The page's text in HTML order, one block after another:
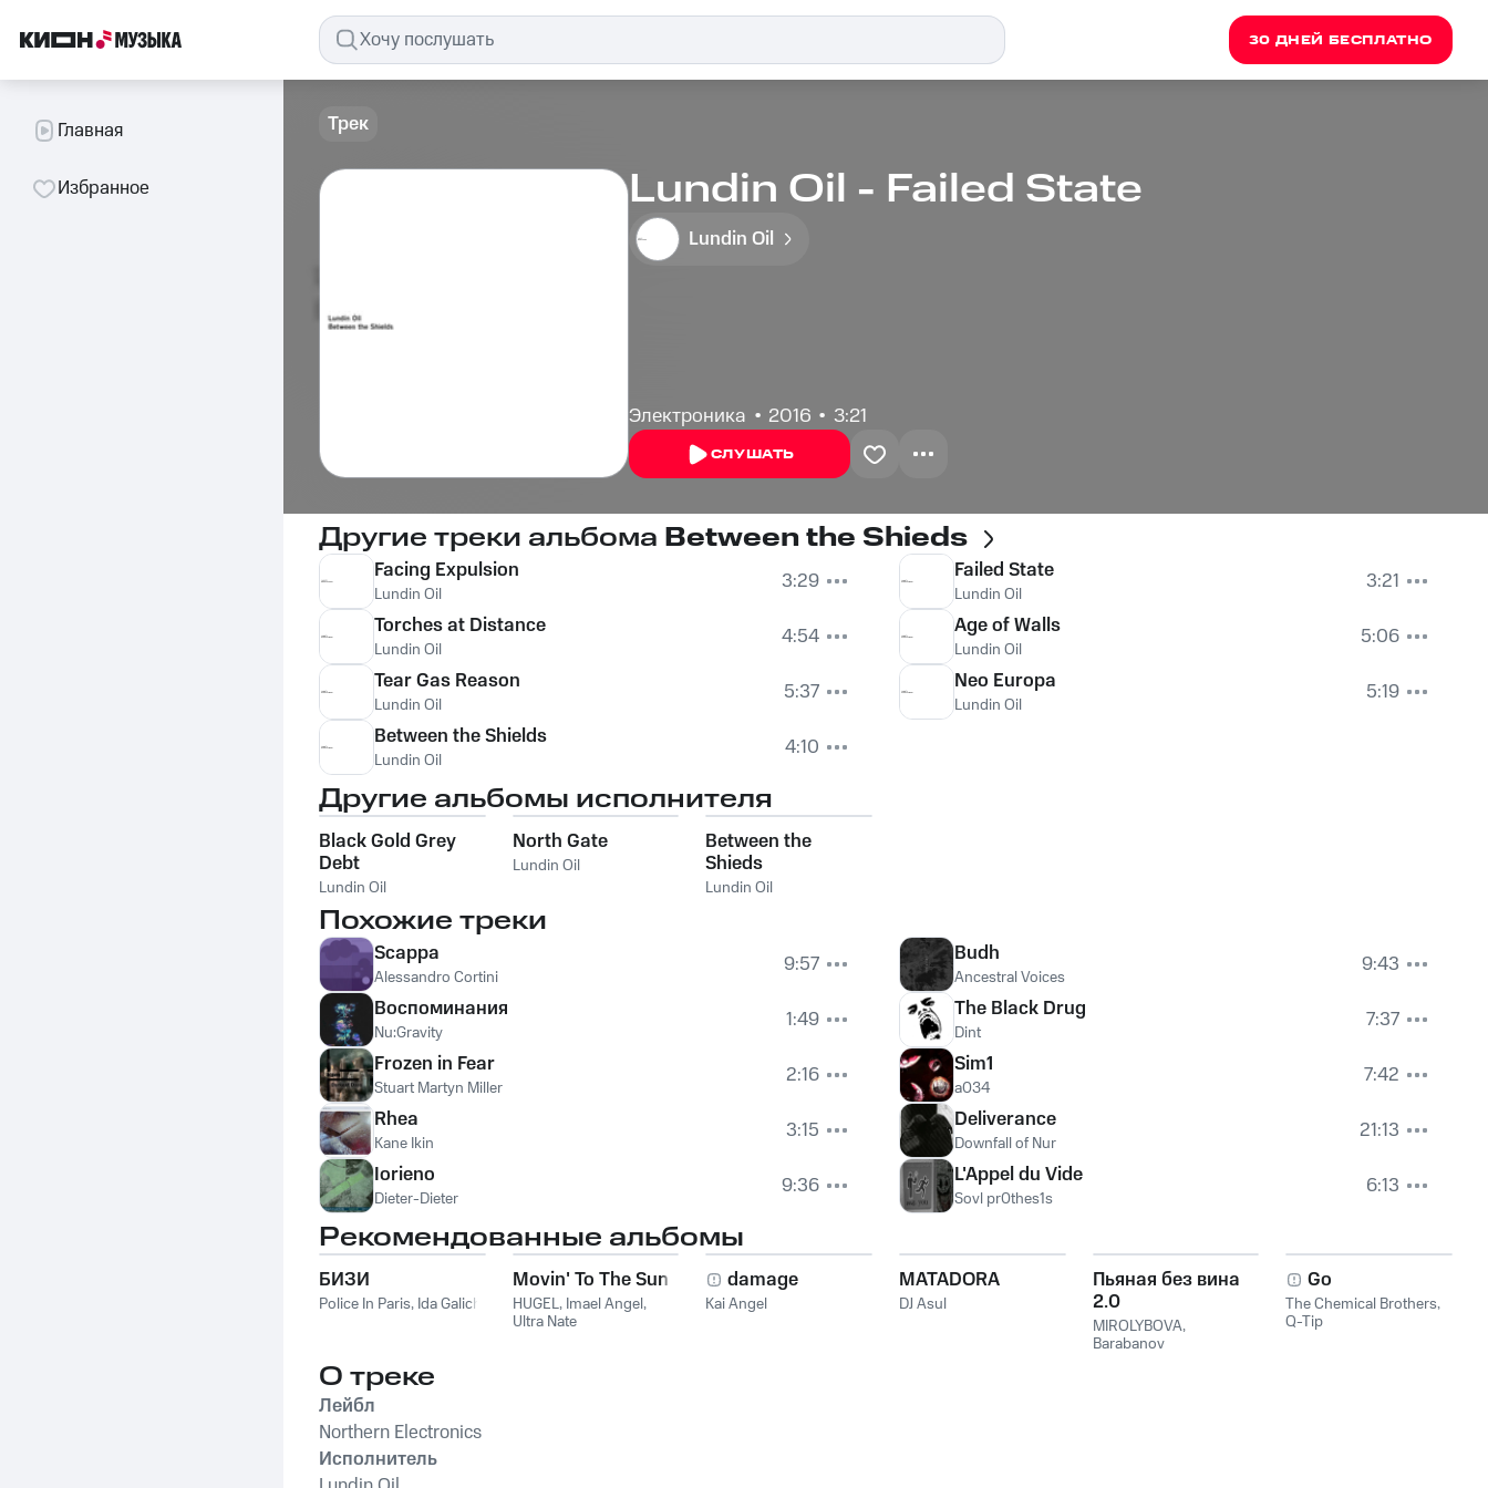
30 ДНЕЙ БЕСПЛАТНО
Главная
Избранное
Трек
Lundin Oil - Failed State
Lundin Oil
Электроника 2016 3:21
СЛУШАТЬ
Другие треки альбома Between the Shieds
Facing Expulsion
Lundin Oil
3:29
Torches at Distance
Lundin Oil
4:54
Tear Gas Reason
Lundin Oil
5:37
Between the Shields
Lundin Oil 4:10
Failed State
Lundin Oil
3:21
Age of Walls
Lundin Oil
5:06
Neo Europa
Lundin Oil 5:19
Другие альбомы исполнителя
Black Gold Grey
Debt
Lundin Oil
North Gate
Lundin Oil
Between the
Shieds
Lundin Oil
Похожие треки
Scappa
Alessandro Cortini
9:57
Воспоминания
Nu:Gravity
1:49
Frozen in Fear
Stuart Martyn Miller
2:16
Rhea
Kane Ikin
3:15
Iorieno
Dieter-Dieter 9:36
Budh
Ancestral Voices
9:43
The Black Drug
Dint
7:37
Sim1
a034
7:42
Deliverance
Downfall of Nur
21:13
L'Appel du Vide
Sovl pr0thes1s 6:13
Рекомендованные альбомы
БИЗИ
Police In Paris, Ida Galich
Movin' To The Sun
HUGEL, Imael Angel,
Ultra Nate
damage
Kai Angel
MATADORA
DJ Asul
Пьяная без вина
2.0
MIROLYBOVA,
Barabanov
Go
The Chemical Brothers,
Q-Tip
О треке
Лейбл
Northern Electronics
Исполнитель